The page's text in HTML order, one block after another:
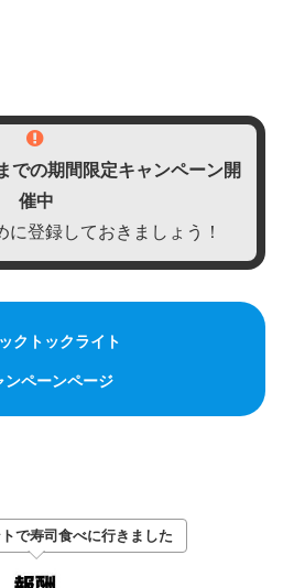
での期間限定キャンペーン開
催中
に登録しておきましょう！
クトックライト
ペーンページ
で寿司食べに行きました